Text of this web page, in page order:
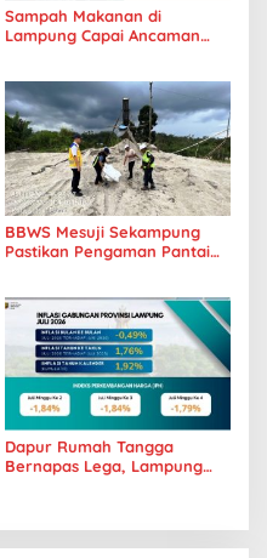
Sampah Makanan di
Lampung Capai Ancaman
Pangan
BBWS Mesuji Sekampung
Pastikan Pengaman Pantai
Dapur Rumah Tangga
Bernapas Lega, Lampung